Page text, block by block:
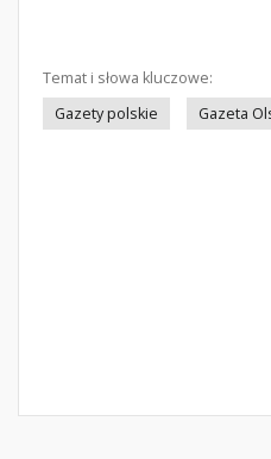
Temat i słowa kluczowe:
Gazety polskie
Gazeta